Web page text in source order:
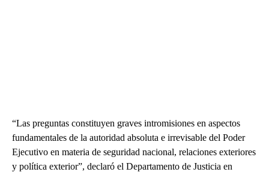
“Las preguntas constituyen graves intromisiones en aspectos
fundamentales de la autoridad absoluta e irrevisable del Poder
Ejecutivo en materia de seguridad nacional, relaciones exteriores
y política exterior”, declaró el Departamento de Justicia en